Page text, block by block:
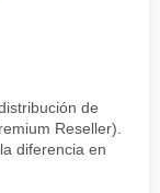
de
Reseller).
diferencia en